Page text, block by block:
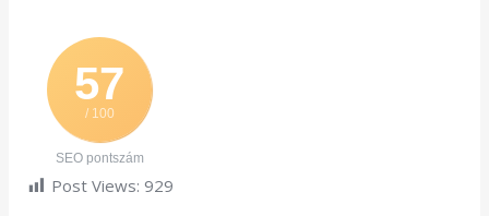
57
/ 100
SEO pontszám
Post Views: 929